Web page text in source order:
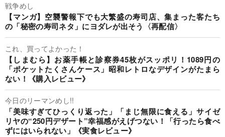
戦争めし
【マンガ】空襲警報下でも大繁盛の寿司店、集まった客たち
の「秘密の寿司ネタ」にヨダレが出そう〈再配信〉
これ、買ってよかった！
【しまむら】お薬手帳と診察券45枚がスッポリ！1089円の
「ポケットたくさんケース」昭和レトロなデザインがたまら
ない！《購入レビュー》
今日のリーマンめし!!
「美味すぎてひっくり返った」「まじ無限に食える」サイゼ
リヤの“250円デザート”幸福感がえげつない！「行ったら食べ
ずにはいられない」《実食レビュー》